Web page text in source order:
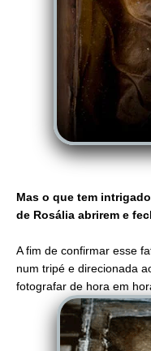
Mas o que tem
de Rosália abrirem e
A fim de confirmar esse
num tripé e direcionada
fotografar de hora em